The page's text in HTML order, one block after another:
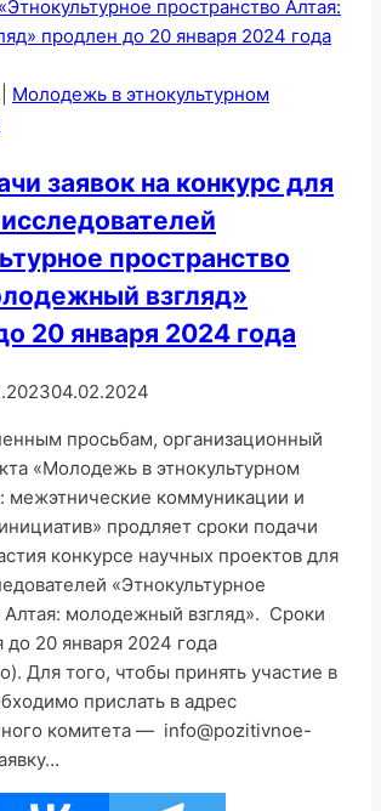
Молодежь в этнокультурном
заявок на конкурс для
пространство
взгляд»
20 января 2024 года
04.02.2024
просьбам, организационный
«Молодежь в этнокультурном
межэтнические коммуникации и
продляет сроки подачи
конкурсе научных проектов для
«Этнокультурное
Алтая: молодежный взгляд». Сроки
до 20 января 2024 года
Для того, чтобы принять участие в
прислать в адрес
комитета — info@pozitivnoe-